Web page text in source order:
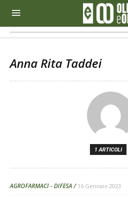
Anna Rita Taddei
1 ARTICOLI
AGROFARMACI - DIFESA 16 Gennaio 2023